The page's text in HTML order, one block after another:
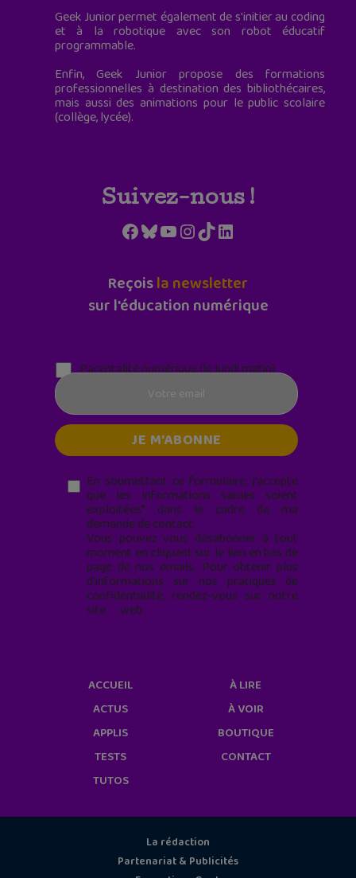
Geek Junior permet également de s'initier au coding
et à la robotique avec son robot éducatif
programmable.
Enfin, Geek Junior propose des formations
professionnelles à destination des bibliothécaires,
mais aussi des animations pour le public scolaire
(collège, lycée).
Suivez-nous !
Facebook
Bluesky
YouTube
Instagram
TikTokLinkedIn
Reçoisla newsletter
sur l'éducation numérique
Parentalité numérique (le lundi matin)
En soumettant ce formulaire, j’accepte
que les informations saisies soient
exploitées* dans le cadre de ma
demande de contact.
Vous pouvez vous désabonner à tout
moment en cliquant sur le lien en bas de
page de nos emails. Pour obtenir plus
d'informations sur nos pratiques de
confidentialité, rendez-vous sur notre
site web
ACCUEIL
ACTUS
APPLIS
TESTS
TUTOS
À LIRE
À VOIR
BOUTIQUE
CONTACT
La rédaction
Partenariat & Publicités